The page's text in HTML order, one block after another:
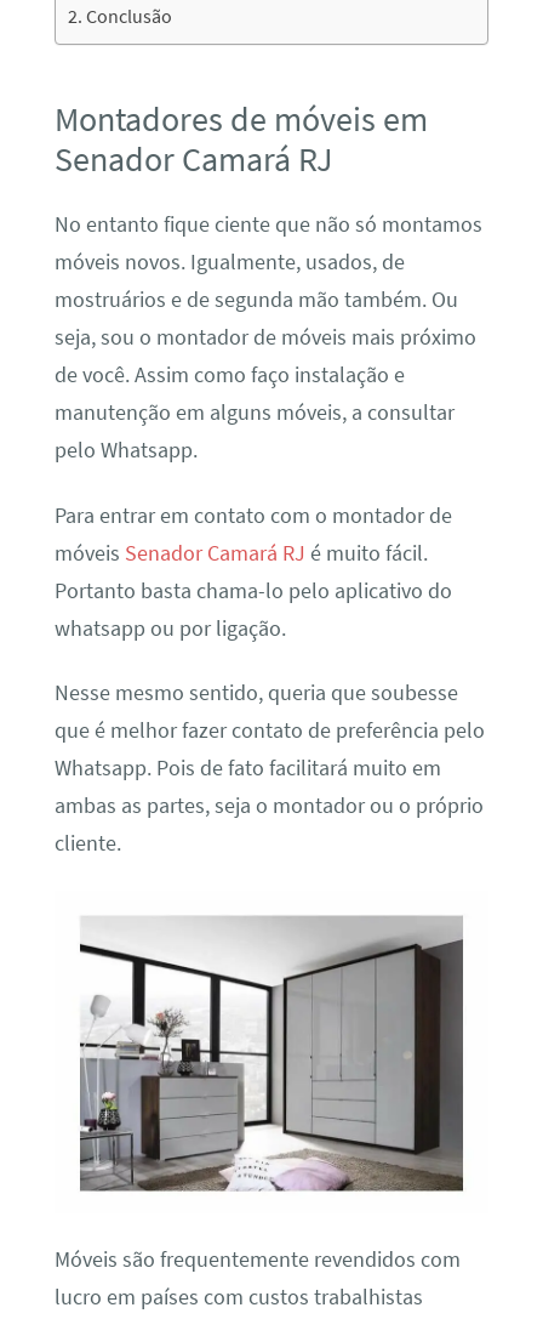
Conclusão
Montadores de móveis em
Senador Camará RJ
No entanto fique ciente que não só montamos
móveis novos. Igualmente, usados, de
mostruários e de segunda mão também. Ou
seja, sou o montador de móveis mais próximo
de você. Assim como faço instalação e
manutenção em alguns móveis, a consultar
pelo Whatsapp.
Para entrar em contato com o montador de
móveis Senador Camará RJ é muito fácil.
Portanto basta chama-lo pelo aplicativo do
whatsapp ou por ligação.
Nesse mesmo sentido, queria que soubesse
que é melhor fazer contato de preferência pelo
Whatsapp. Pois de fato facilitará muito em
ambas as partes, seja o montador ou o próprio
cliente.
Móveis são frequentemente revendidos com
lucro em países com custos trabalhistas